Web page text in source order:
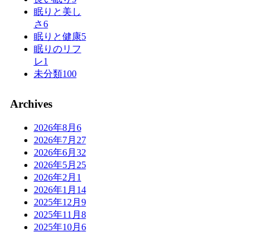
眠りと美し
さ6
眠りと健康5
眠りのリフ
レ1
未分類100
Archives
2026年8月 6
2026年7月 27
2026年6月 32
2026年5月 25
2026年2月 1
2026年1月 14
2025年12月 9
2025年11月 8
2025年10月 6